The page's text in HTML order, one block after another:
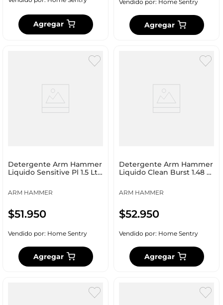
Agregar
Vendido por: Home Sentry
Agregar
Detergente Arm Hammer
Liquido Sensitive Pl 1.5 Lt
ARM HAMMER
$51.950
Vendido por: Home Sentry
Agregar
Detergente Arm Hammer
Liquido Clean Burst 1.48 Lt
ARM HAMMER
$52.950
Vendido por: Home Sentry
Agregar